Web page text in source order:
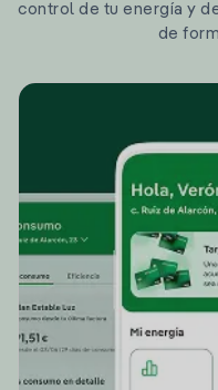
control de tu energía y
de